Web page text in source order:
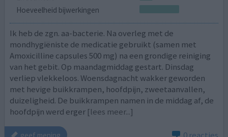
Hoeveelheid bijwerkingen
Ik heb de zgn. aa-bacterie. Na overleg met de
mondhygiëniste de medicatie gebruikt (samen met
Amoxicilline capsules 500 mg) na een grondige reiniging
van het gebit. Op maandagmiddag gestart. Dinsdag
verliep vlekkeloos. Woensdagnacht wakker geworden
met hevige buikkrampen, hoofdpijn, zweetaanvallen,
duizeligheid. De buikkrampen namen in de middag af, de
hoofdpijn werd erger [lees meer...]